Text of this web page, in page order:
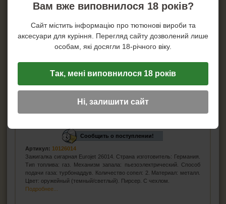
Цена:387грн.
Сообщить о поступлении!
Артикул: 10126014
Зажигалка сигарная Eurojet 26014. Страна изготовитель: Германия.
Тип топлива: газ. Механизм запала: пьезоэлектрический. Способ
подачи газа: турбонаддув. Количество сопел: 2. Материал: металл.
Цвет: оружейный (темный/светлый). Пирсер. С чехлом.
Подробнее...
Вам вже виповнилося 18 років?
Сайт містить інформацію про тютюнові вироби та
аксесуари для куріння. Перегляд сайту дозволений лише
особам, які досягли 18-річного віку.
Так, мені виповнилося 18 років
Ні, залишити сайт